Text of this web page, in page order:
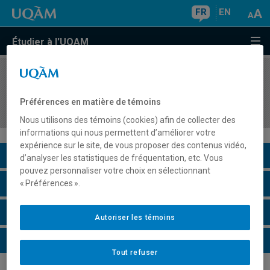
FR EN
Étudier à l'UQAM
COURS//
multidisciplinaires
Description du cours
Horaire - Été 2026
Horaire - Automne 2026
Horaire - Hiver 2027
Préférences en matière de témoins
Nous utilisons des témoins (cookies) afin de collecter des
informations qui nous permettent d’améliorer votre
expérience sur le site, de vous proposer des contenus vidéo,
d’analyser les statistiques de fréquentation, etc. Vous
pouvez personnaliser votre choix en sélectionnant
« Préférences ».
Tout refuser
Autoriser les témoins